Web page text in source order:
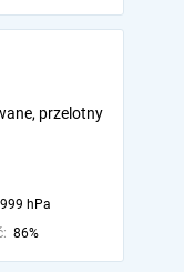
przelotny
999 hPa
86%